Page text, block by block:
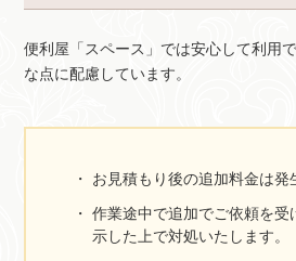
便利屋「スペース」では安心して利用
な点に配慮しています。
お見積もり後の追加料金は発
作業途中で追加でご依頼を受
示した上で対処いたします。